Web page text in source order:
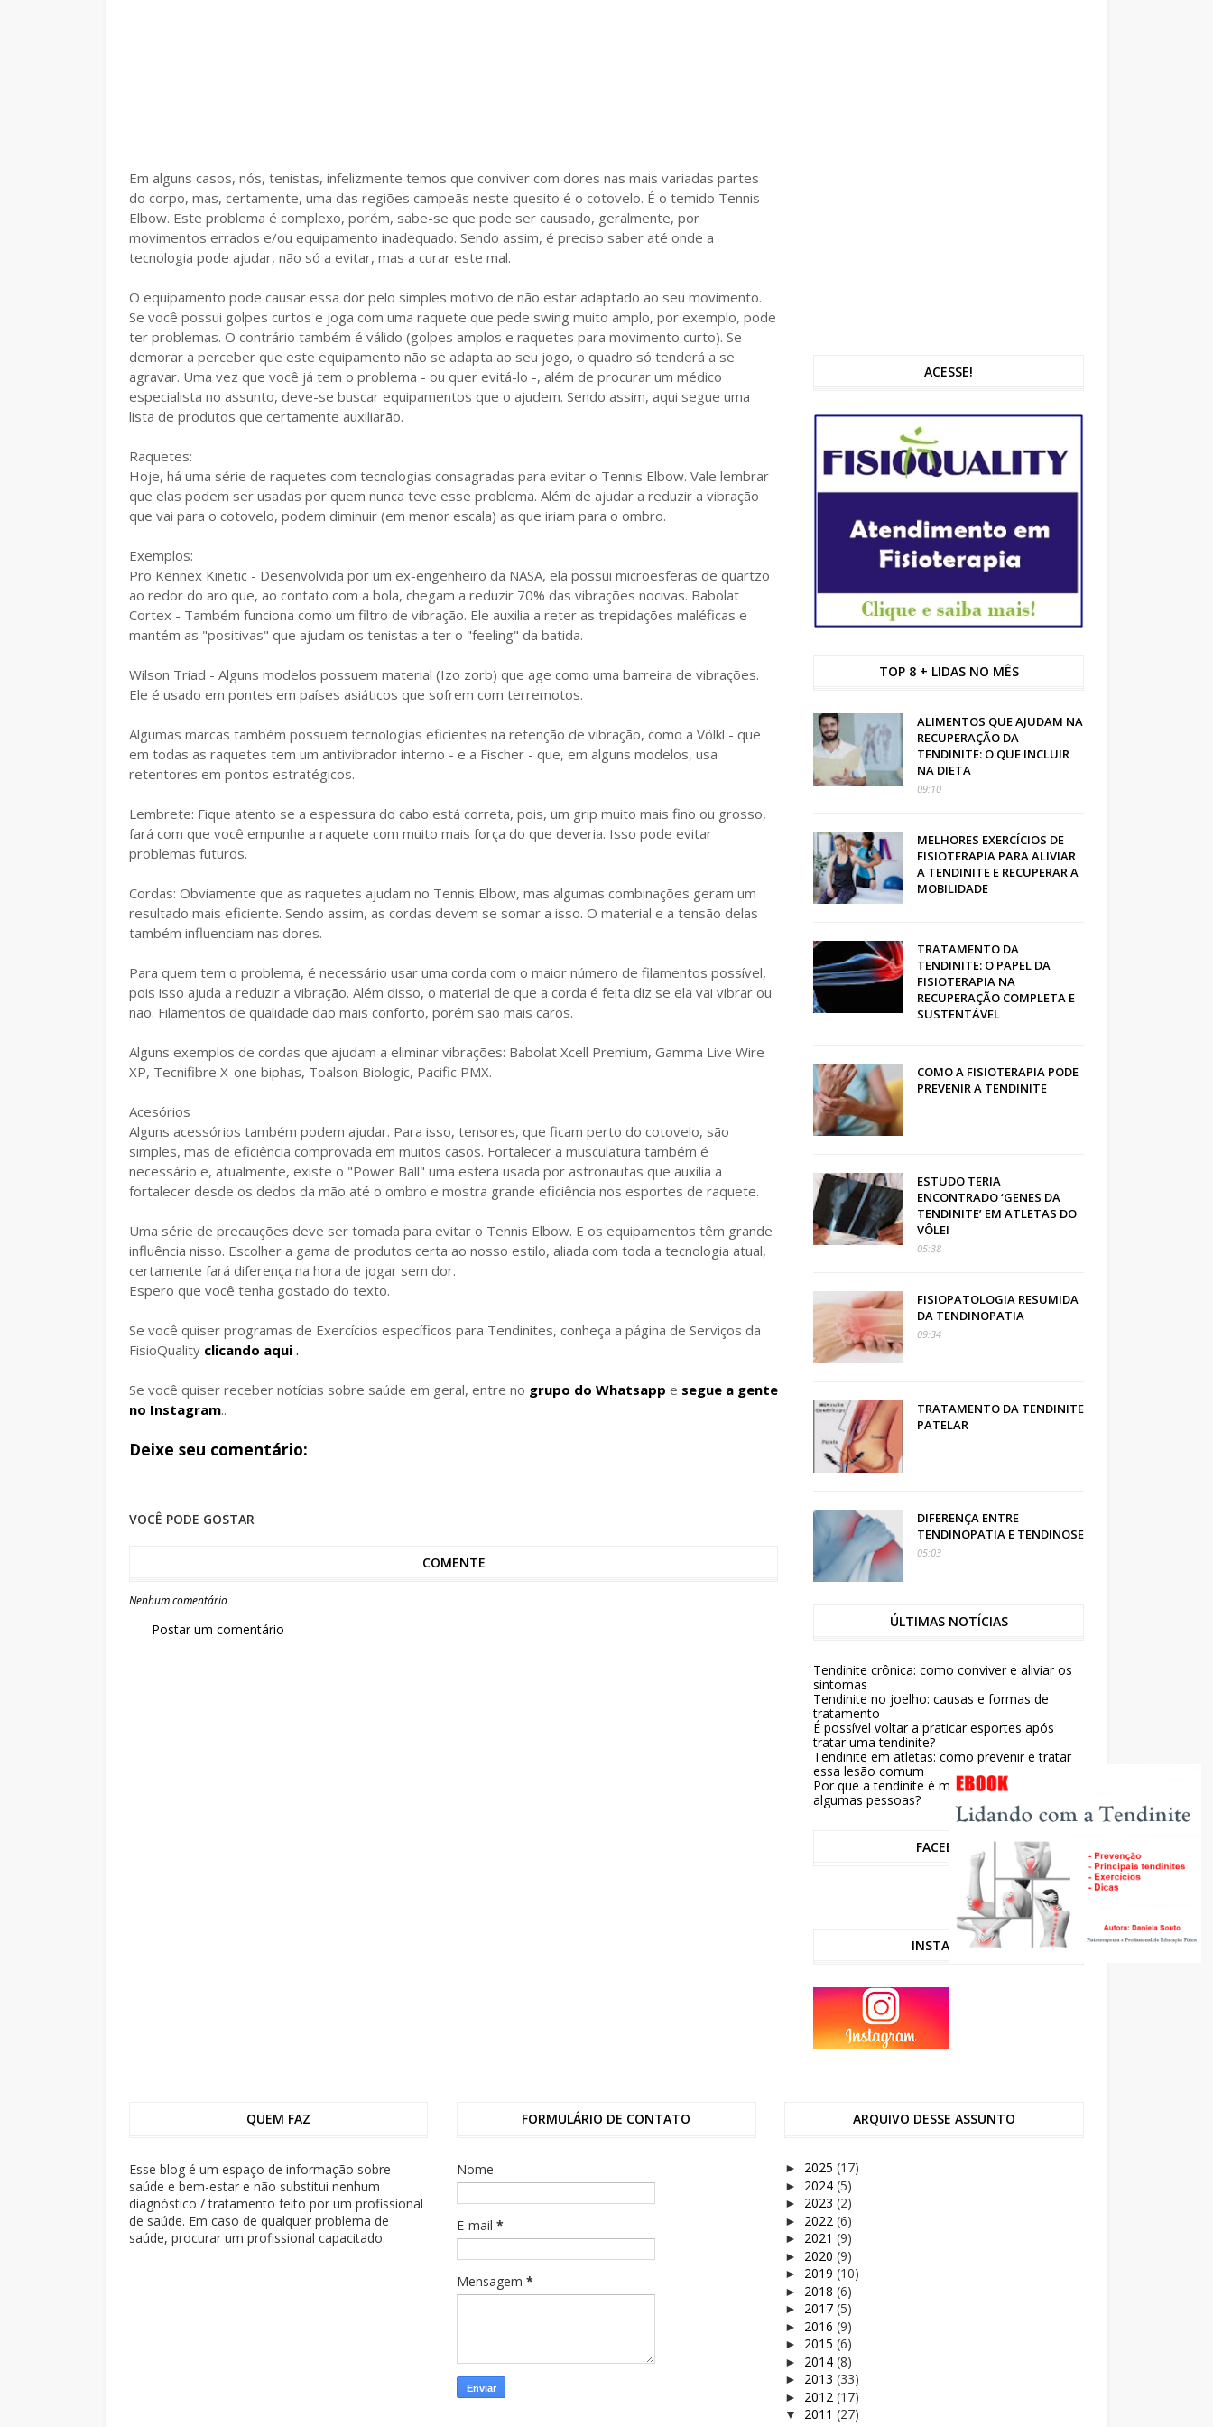
Em alguns casos, nós, tenistas, infelizmente temos que conviver com dores nas mais variadas partes
do corpo, mas, certamente, uma das regiões campeãs neste quesito é o cotovelo. É o temido Tennis
Elbow. Este problema é complexo, porém, sabe-se que pode ser causado, geralmente, por
movimentos errados e/ou equipamento inadequado. Sendo assim, é preciso saber até onde a
tecnologia pode ajudar, não só a evitar, mas a curar este mal.
O equipamento pode causar essa dor pelo simples motivo de não estar adaptado ao seu movimento.
Se você possui golpes curtos e joga com uma raquete que pede swing muito amplo, por exemplo, pode
ter problemas. O contrário também é válido (golpes amplos e raquetes para movimento curto). Se
demorar a perceber que este equipamento não se adapta ao seu jogo, o quadro só tenderá a se
agravar. Uma vez que você já tem o problema - ou quer evitá-lo -, além de procurar um médico
especialista no assunto, deve-se buscar equipamentos que o ajudem. Sendo assim, aqui segue uma
lista de produtos que certamente auxiliarão.
Raquetes:
Hoje, há uma série de raquetes com tecnologias consagradas para evitar o Tennis Elbow. Vale lembrar
que elas podem ser usadas por quem nunca teve esse problema. Além de ajudar a reduzir a vibração
que vai para o cotovelo, podem diminuir (em menor escala) as que iriam para o ombro.
Exemplos:
Pro Kennex Kinetic - Desenvolvida por um ex-engenheiro da NASA, ela possui microesferas de quartzo
ao redor do aro que, ao contato com a bola, chegam a reduzir 70% das vibrações nocivas. Babolat
Cortex - Também funciona como um filtro de vibração. Ele auxilia a reter as trepidações maléficas e
mantém as "positivas" que ajudam os tenistas a ter o "feeling" da batida.
Wilson Triad - Alguns modelos possuem material (Izo zorb) que age como uma barreira de vibrações.
Ele é usado em pontes em países asiáticos que sofrem com terremotos.
Algumas marcas também possuem tecnologias eficientes na retenção de vibração, como a Völkl - que
em todas as raquetes tem um antivibrador interno - e a Fischer - que, em alguns modelos, usa
retentores em pontos estratégicos.
Lembrete: Fique atento se a espessura do cabo está correta, pois, um grip muito mais fino ou grosso,
fará com que você empunhe a raquete com muito mais força do que deveria. Isso pode evitar
problemas futuros.
Cordas: Obviamente que as raquetes ajudam no Tennis Elbow, mas algumas combinações geram um
resultado mais eficiente. Sendo assim, as cordas devem se somar a isso. O material e a tensão delas
também influenciam nas dores.
Para quem tem o problema, é necessário usar uma corda com o maior número de filamentos possível,
pois isso ajuda a reduzir a vibração. Além disso, o material de que a corda é feita diz se ela vai vibrar ou
não. Filamentos de qualidade dão mais conforto, porém são mais caros.
Alguns exemplos de cordas que ajudam a eliminar vibrações: Babolat Xcell Premium, Gamma Live Wire
XP, Tecnifibre X-one biphas, Toalson Biologic, Pacific PMX.
Acesórios
Alguns acessórios também podem ajudar. Para isso, tensores, que ficam perto do cotovelo, são
simples, mas de eficiência comprovada em muitos casos. Fortalecer a musculatura também é
necessário e, atualmente, existe o "Power Ball" uma esfera usada por astronautas que auxilia a
fortalecer desde os dedos da mão até o ombro e mostra grande eficiência nos esportes de raquete.
Uma série de precauções deve ser tomada para evitar o Tennis Elbow. E os equipamentos têm grande
influência nisso. Escolher a gama de produtos certa ao nosso estilo, aliada com toda a tecnologia atual,
certamente fará diferença na hora de jogar sem dor.
Espero que você tenha gostado do texto.
Se você quiser programas de Exercícios específicos para Tendinites, conheça a página de Serviços da
FisioQuality clicando aqui .
Se você quiser receber notícias sobre saúde em geral, entre no grupo do Whatsapp e segue a gente
no Instagram..
Deixe seu comentário:
VOCÊ PODE GOSTAR
COMENTE
Nenhum comentário
Postar um comentário
ACESSE!
TOP 8 + LIDAS NO MÊS
ALIMENTOS QUE AJUDAM NA
RECUPERAÇÃO DA
TENDINITE: O QUE INCLUIR
NA DIETA
09:10
MELHORES EXERCÍCIOS DE
FISIOTERAPIA PARA ALIVIAR
A TENDINITE E RECUPERAR A
MOBILIDADE
TRATAMENTO DA
TENDINITE: O PAPEL DA
FISIOTERAPIA NA
RECUPERAÇÃO COMPLETA E
SUSTENTÁVEL
COMO A FISIOTERAPIA PODE
PREVENIR A TENDINITE
ESTUDO TERIA
ENCONTRADO ‘GENES DA
TENDINITE’ EM ATLETAS DO
VÔLEI
05:38
FISIOPATOLOGIA RESUMIDA
DA TENDINOPATIA
09:34
TRATAMENTO DA TENDINITE
PATELAR
DIFERENÇA ENTRE
TENDINOPATIA E TENDINOSE
05:03
ÚLTIMAS NOTÍCIAS
Tendinite crônica: como conviver e aliviar os
sintomas
Tendinite no joelho: causas e formas de
tratamento
É possível voltar a praticar esportes após
tratar uma tendinite?
Tendinite em atletas: como prevenir e tratar
essa lesão comum
Por que a tendinite é mais comum em
algumas pessoas?
FACEBOOK
INSTAGRAM
QUEM FAZ
Esse blog é um espaço de informação sobre
saúde e bem-estar e não substitui nenhum
diagnóstico / tratamento feito por um profissional
de saúde. Em caso de qualquer problema de
saúde, procurar um profissional capacitado.
FORMULÁRIO DE CONTATO
Nome
E-mail*
Mensagem*
ARQUIVO DESSE ASSUNTO
► 2025(17)
► 2024(5)
► 2023(2)
► 2022(6)
► 2021(9)
► 2020(9)
► 2019(10)
► 2018(6)
► 2017(5)
► 2016(9)
► 2015(6)
► 2014(8)
► 2013(33)
► 2012(17)
▼ 2011(27)